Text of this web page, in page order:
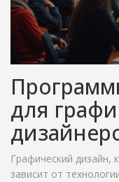
для
Графический дизайн,
зависит от